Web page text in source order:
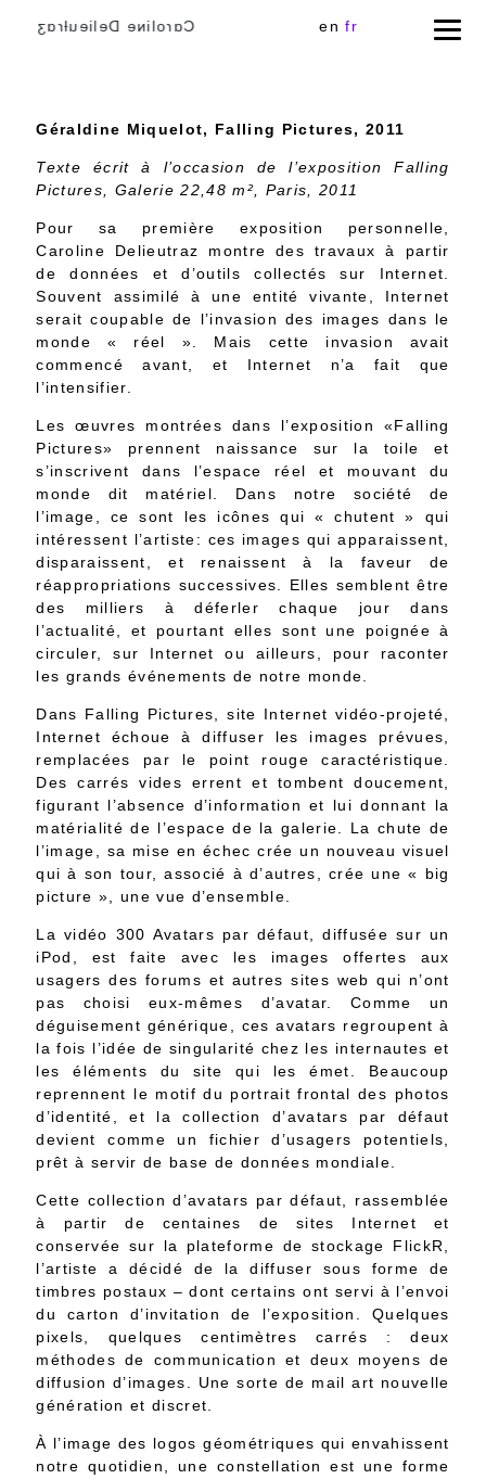
Cɑɾoliɴe Delieuƚɾɑʒ en fr
Géraldine Miquelot, Falling Pictures, 2011
Texte écrit à l’occasion de l’exposition Falling
Pictures, Galerie 22,48 m², Paris, 2011
Pour sa première exposition personnelle,
Caroline Delieutraz montre des travaux à partir
de données et d’outils collectés sur Internet.
Souvent assimilé à une entité vivante, Internet
serait coupable de l’invasion des images dans le
monde « réel ». Mais cette invasion avait
commencé avant, et Internet n’a fait que
l’intensifier.
Les œuvres montrées dans l’exposition «Falling
Pictures» prennent naissance sur la toile et
s’inscrivent dans l’espace réel et mouvant du
monde dit matériel. Dans notre société de
l’image, ce sont les icônes qui « chutent » qui
intéressent l’artiste: ces images qui apparaissent,
disparaissent, et renaissent à la faveur de
réappropriations successives. Elles semblent être
des milliers à déferler chaque jour dans
l’actualité, et pourtant elles sont une poignée à
circuler, sur Internet ou ailleurs, pour raconter
les grands événements de notre monde.
Dans Falling Pictures, site Internet vidéo-projeté,
Internet échoue à diffuser les images prévues,
remplacées par le point rouge caractéristique.
Des carrés vides errent et tombent doucement,
figurant l’absence d’information et lui donnant la
matérialité de l’espace de la galerie. La chute de
l’image, sa mise en échec crée un nouveau visuel
qui à son tour, associé à d’autres, crée une « big
picture », une vue d’ensemble.
La vidéo 300 Avatars par défaut, diffusée sur un
iPod, est faite avec les images offertes aux
usagers des forums et autres sites web qui n’ont
pas choisi eux-mêmes d’avatar. Comme un
déguisement générique, ces avatars regroupent à
la fois l’idée de singularité chez les internautes et
les éléments du site qui les émet. Beaucoup
reprennent le motif du portrait frontal des photos
d’identité, et la collection d’avatars par défaut
devient comme un fichier d’usagers potentiels,
prêt à servir de base de données mondiale.
Cette collection d’avatars par défaut, rassemblée
à partir de centaines de sites Internet et
conservée sur la plateforme de stockage FlickR,
l’artiste a décidé de la diffuser sous forme de
timbres postaux – dont certains ont servi à l’envoi
du carton d’invitation de l’exposition. Quelques
pixels, quelques centimètres carrés : deux
méthodes de communication et deux moyens de
diffusion d’images. Une sorte de mail art nouvelle
génération et discret.
À l’image des logos géométriques qui envahissent
notre quotidien, une constellation est une forme